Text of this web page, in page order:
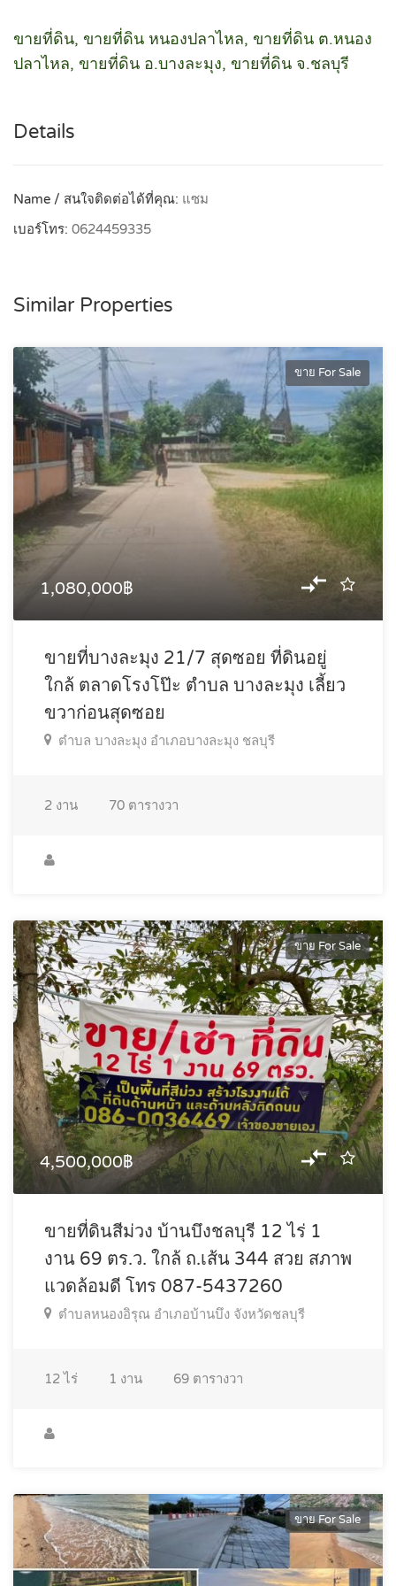
ขายที่ดิน, ขายที่ดิน หนองปลาไหล, ขายที่ดิน ต.หนอง
ปลาไหล, ขายที่ดิน อ.บางละมุง, ขายที่ดิน จ.ชลบุรี
Details
Name / สนใจติดต่อได้ที่คุณ: แซม
เบอร์โทร: 0624459335
Similar Properties
ขาย For Sale
1,080,000฿
ขายที่บางละมุง 21/7 สุดซอย ที่ดินอยู่
ใกล้ ตลาดโรงโป๊ะ ตำบล บางละมุง เลี้ยว
ขวาก่อนสุดซอย
ตำบล บางละมุง อำเภอบางละมุง ชลบุรี
2 งาน 70 ตารางวา
ขาย For Sale
4,500,000฿
ขายที่ดินสีม่วง บ้านบึงชลบุรี 12 ไร่ 1
งาน 69 ตร.ว. ใกล้ ถ.เส้น 344 สวย สภาพ
แวดล้อมดี โทร 087-5437260
ตำบลหนองอิรุณ อำเภอบ้านบึง จังหวัดชลบุรี
12ไร่ 1 งาน 69 ตารางวา
ขาย For Sale